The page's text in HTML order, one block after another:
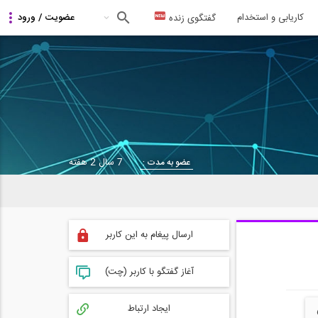
کاریابی و استخدام گفتگوی زنده
عضو به مدت : 7 سال 2 هفته
ارسال پیغام به این کاربر
آغاز گفتگو با کاربر (چت)
ایجاد ارتباط